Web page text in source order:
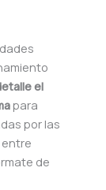
el
para
por las
de